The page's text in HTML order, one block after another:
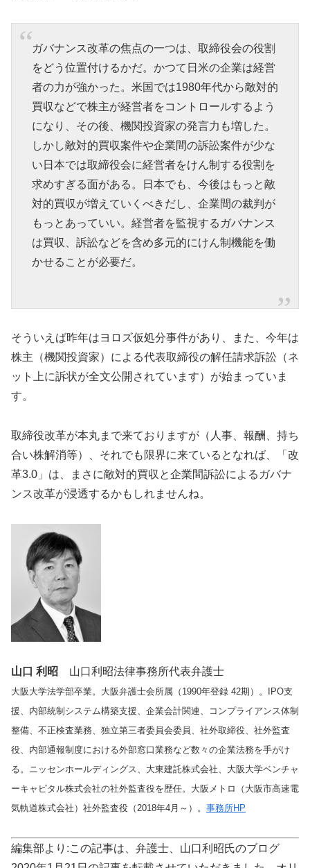
ガバナンス改革の焦点の一つは、取締役会の役割
をどう位置付けるかだ。かつて日米の企業は経営
者の力が強かった。米国では1980年代から敵対的
買収などで株主が経営者をコントロールするよう
になり、その後、機関投資家の発言力も増した。
しかし敵対的買収案件や企業間の訴訟案件が少な
い日本では取締役会に経営者をけん制する役割を
求めすぎる面がある。日本でも、今後はもっと敵
対的買収が増えていくべきだし、企業間の裁判が
もっとあっていい。経営者を監視するガバナンス
は買収、訴訟などを含め多元的にけん制機能を働
かせることが必要だ。
そういえば昨年はヨロズ仮処分事件があり、また、今年は
株主（機関投資家）による代表取締役の解任請求訴訟（ネ
ット上に訴状が全文公開されています）が始まっていま
す。
取締役改革が本丸まで来ておりますが（人事、報酬、持ち
合い株解消等）、それでも限界に来ているとなれば、「改
革3.0」は、まさに敵対的買収と企業間訴訟によるガバナ
ンス改革が浸透するかもしれませんね。
山口 利昭 山口利昭法律事務所代表弁護士
大阪大学法学部卒業。大阪弁護士会所属（1990年登録 42期）。IPO支
援、内部統制システム構築支援、企業会計関連、コンプライアンス体制
整備、不正検査業務、独立第三者委員会委員、社外取締役、社外監査
役、内部通報制度における外部窓口業務など数々の企業法務を手がけ
る。ニッセンホールディングス、大東建託株式会社、大阪大学ベンチャ
ーキャピタル株式会社の社外監査役を歴任。大阪メトロ（大阪市高速電
気軌道株式会社）社外監査役（2018年4月～）。 事務所HP
編集部より:この記事は、弁護士、山口利昭氏のブログ